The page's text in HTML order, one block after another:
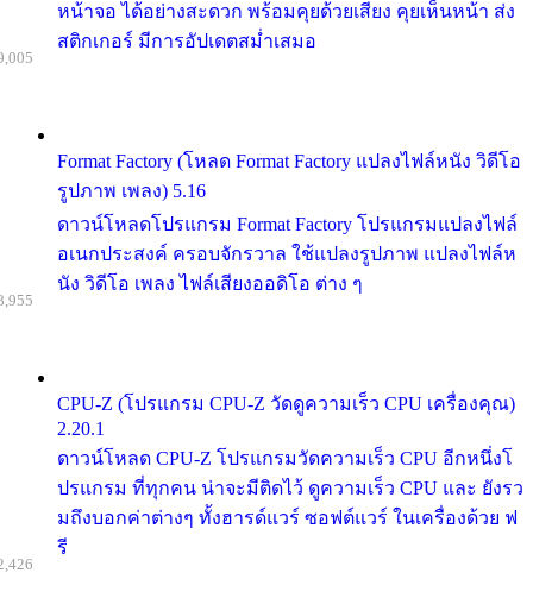
หน้าจอ ได้อย่างสะดวก พร้อมคุยด้วยเสียง คุยเห็นหน้า ส่ง
สติกเกอร์ มีการอัปเดตสม่ำเสมอ
Format Factory (โหลด Format Factory แปลงไฟล์หนัง วิดีโอ
รูปภาพ เพลง) 5.16
ดาวน์โหลดโปรแกรม Format Factory โปรแกรมแปลงไฟล์
อเนกประสงค์ ครอบจักรวาล ใช้แปลงรูปภาพ แปลงไฟล์ห
นัง วิดีโอ เพลง ไฟล์เสียงออดิโอ ต่าง ๆ
CPU-Z (โปรแกรม CPU-Z วัดดูความเร็ว CPU เครื่องคุณ)
2.20.1
ดาวน์โหลด CPU-Z โปรแกรมวัดความเร็ว CPU อีกหนึ่งโ
ปรแกรม ที่ทุกคน น่าจะมีติดไว้ ดูความเร็ว CPU และ ยังรว
มถึงบอกค่าต่างๆ ทั้งฮารด์แวร์ ซอฟต์แวร์ ในเครื่องด้วย ฟ
รี